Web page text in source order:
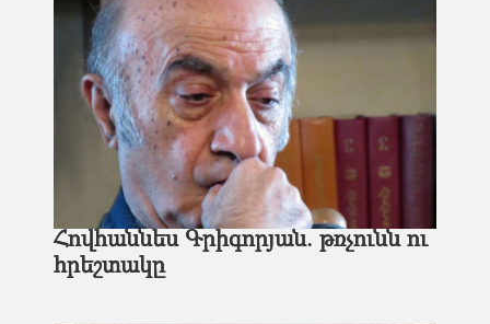
Հովհաննես Գրիգորյան. թռչունն ու
հրեշտակը